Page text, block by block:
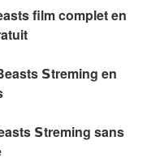
film complet en
𝗦treming en
𝗦treming sans